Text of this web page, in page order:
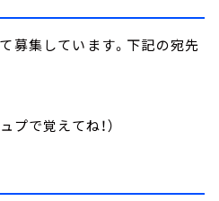
募集しています。下記の宛先
プで覚えてね！）